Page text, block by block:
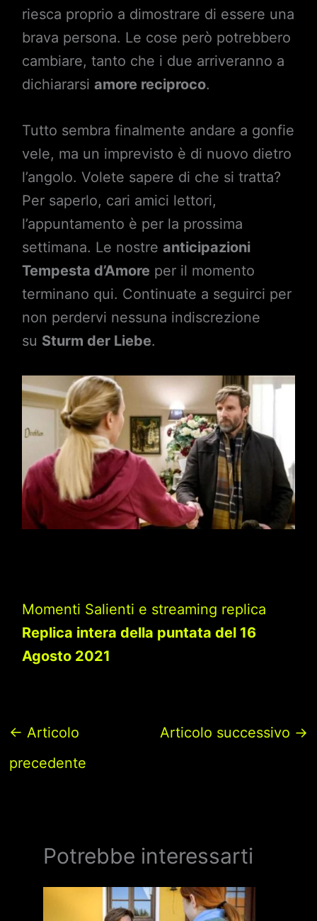
riesca proprio a dimostrare di essere una
brava persona. Le cose però potrebbero
cambiare, tanto che i due arriveranno a
dichiararsi amore reciproco.
Tutto sembra finalmente andare a gonfie
vele, ma un imprevisto è di nuovo dietro
l’angolo. Volete sapere di che si tratta?
Per saperlo, cari amici lettori,
l’appuntamento è per la prossima
settimana. Le nostre anticipazioni
Tempesta d’Amore per il momento
terminano qui. Continuate a seguirci per
non perdervi nessuna indiscrezione
su Sturm der Liebe.
Momenti Salienti e streaming replica
Replica intera della puntata del 16
Agosto 2021
← Articolo
precedente
Articolo successivo →
Potrebbe interessarti